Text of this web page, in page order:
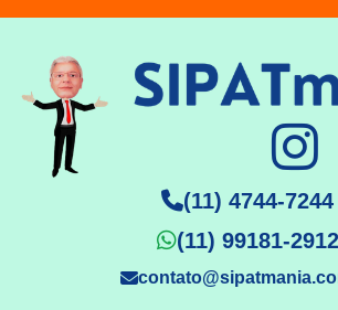
(11) 4744-7244
(11) 99181-2912